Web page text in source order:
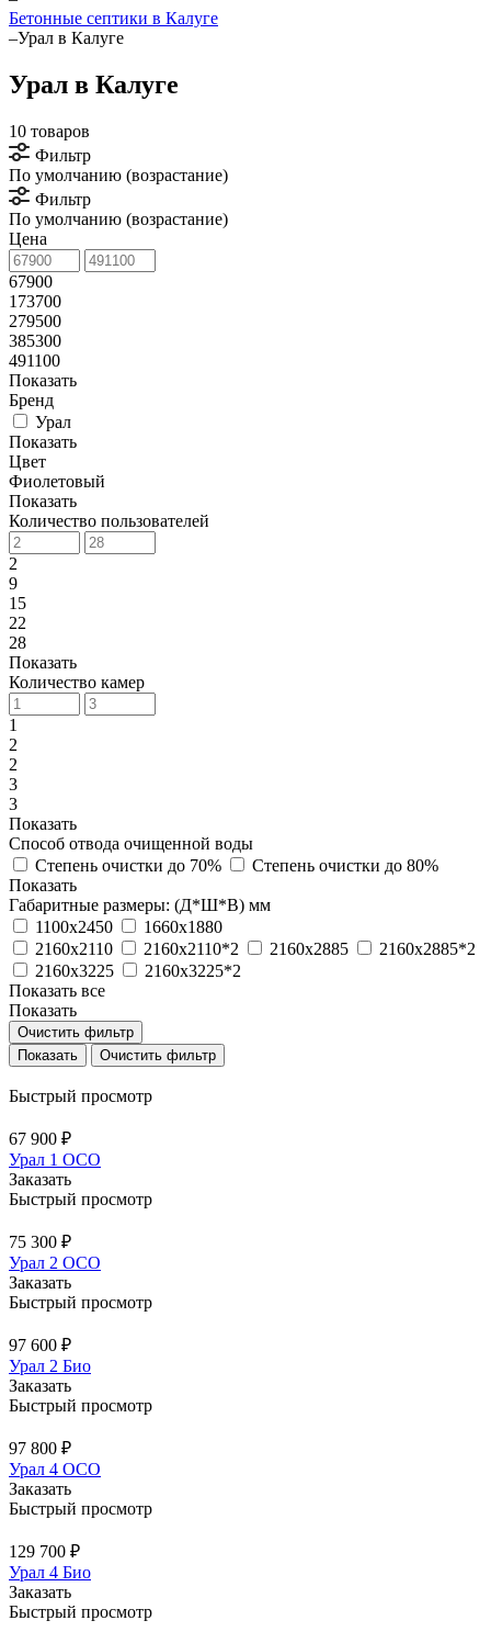
Бетонные септики в Калуге
–Урал в Калуге
Урал в Калуге
10 товаров
Фильтр
По умолчанию (возрастание)
Фильтр
По умолчанию (возрастание)
Цена
67900
173700
279500
385300
491100
Показать
Бренд
Урал
Показать
Цвет
Фиолетовый
Показать
Количество пользователей
2
9
15
22
28
Показать
Количество камер
1
2
2
3
3
Показать
Способ отвода очищенной воды
Степень очистки до 70%
Степень очистки до 80%
Показать
Габаритные размеры: (Д*Ш*В) мм
1100х2450
1660х1880
2160х2110
2160х2110*2 2160х2885
2160х2885*2
2160х3225
2160х3225*2
Показать все
Показать
Очистить фильтр
Очистить фильтр
Быстрый просмотр
67 900 ₽
Урал 1 ОСО
Заказать
Быстрый просмотр
75 300 ₽
Урал 2 ОСО
Заказать
Быстрый просмотр
97 600 ₽
Урал 2 Био
Заказать
Быстрый просмотр
97 800 ₽
Урал 4 ОСО
Заказать
Быстрый просмотр
129 700 ₽
Урал 4 Био
Заказать
Быстрый просмотр